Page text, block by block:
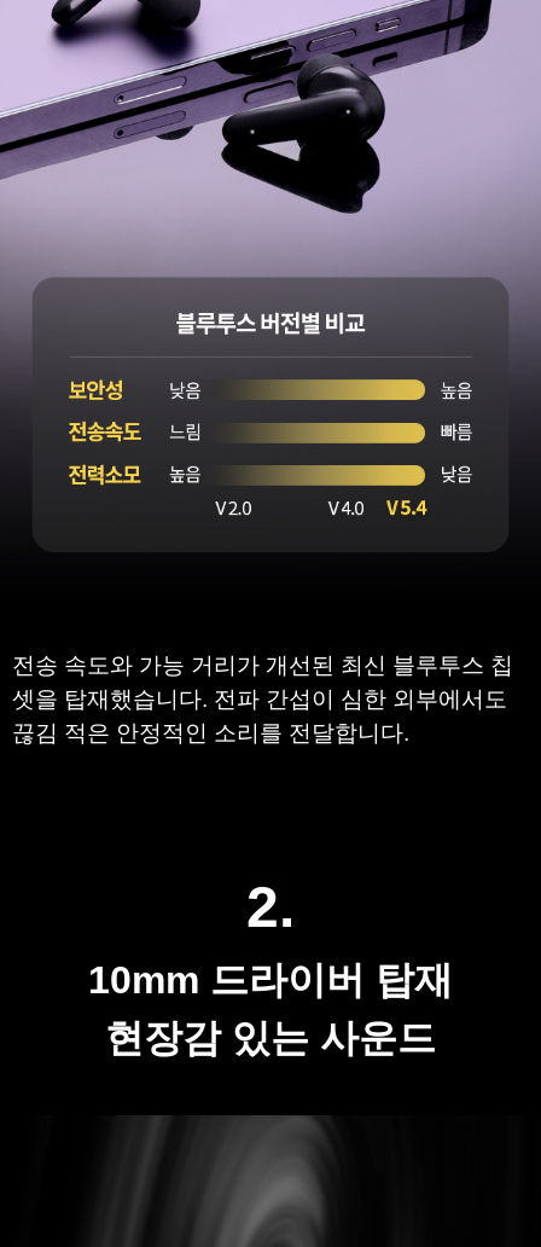
전송 속도와 가능 거리가 개선된 최신 블루투스 칩
셋을 탑재했습니다. 전파 간섭이 심한 외부에서도
끊김 적은 안정적인 소리를 전달합니다.
2.
10mm 드라이버 탑재
현장감 있는 사운드